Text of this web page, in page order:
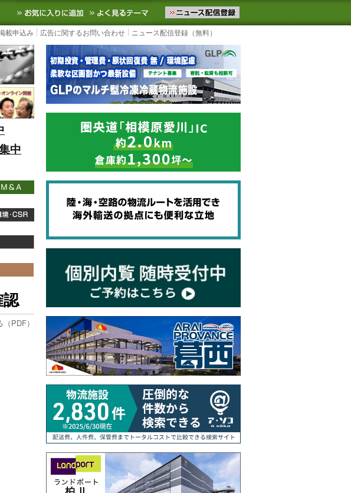
内外の最新の物流ニュースをお届けします。物流ニュースメール配信を登録す
お気に入りに追加 よく見るテーマ
載申込み 広告に関するお問い合わせ ニュース配信登録（無料）
中
PDF）